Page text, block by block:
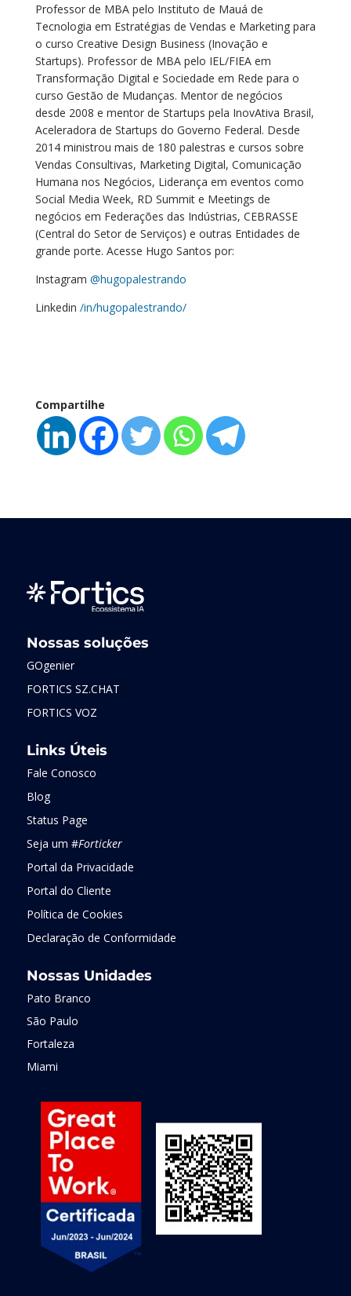
Professor de MBA pelo Instituto de Mauá de
Tecnologia em Estratégias de Vendas e Marketing para
o curso Creative Design Business (Inovação e
Startups). Professor de MBA pelo IEL/FIEA em
Transformação Digital e Sociedade em Rede para o
curso Gestão de Mudanças. Mentor de negócios
desde 2008 e mentor de Startups pela InovAtiva Brasil,
Aceleradora de Startups do Governo Federal. Desde
2014 ministrou mais de 180 palestras e cursos sobre
Vendas Consultivas, Marketing Digital, Comunicação
Humana nos Negócios, Liderança em eventos como
Social Media Week, RD Summit e Meetings de
negócios em Federações das Indústrias, CEBRASSE
(Central do Setor de Serviços) e outras Entidades de
grande porte. Acesse Hugo Santos por:
Instagram @hugopalestrando
Linkedin /in/hugopalestrando/
Compartilhe
Nossas soluções
GOgenier
FORTICS SZ.CHAT
FORTICS VOZ
Links Úteis
Fale Conosco
Blog
Status Page
Seja um #Forticker
Portal da Privacidade
Portal do Cliente
Política de Cookies
Declaração de Conformidade
Nossas Unidades
Pato Branco
São Paulo
Fortaleza
Miami